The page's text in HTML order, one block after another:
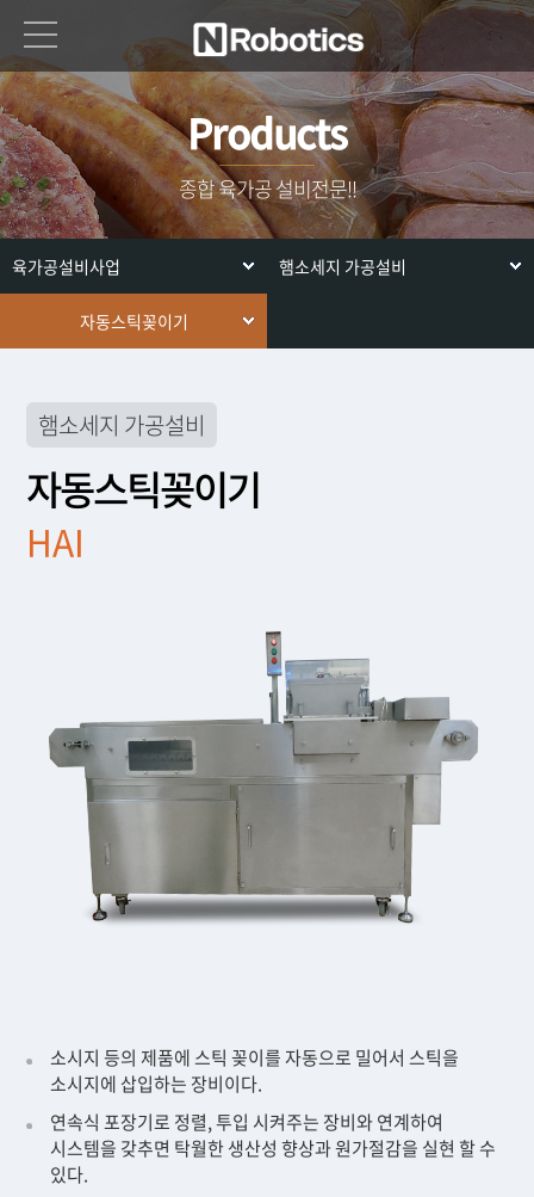
Products
종합 육가공 설비전문!!
육가공설비사업 햄소세지 가공설비
자동스틱꽂이기
햄소세지 가공설비
자동스틱꽂이기
HAI
소시지 등의 제품에 스틱 꽂이를 자동으로 밀어서 스틱을
소시지에 삽입하는 장비이다.
연속식 포장기로 정렬, 투입 시켜주는 장비와 연계하여
시스템을 갖추면 탁월한 생산성 향상과 원가절감을 실현 할 수
있다.